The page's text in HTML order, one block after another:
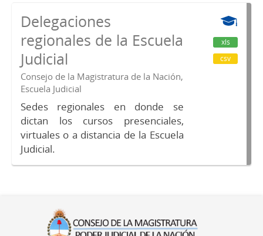
Delegaciones
regionales de la Escuela
Judicial
Consejo de la Magistratura de la Nación,
Escuela Judicial
Sedes regionales en donde se
dictan los cursos presenciales,
virtuales o a distancia de la Escuela
Judicial.
xls
csv